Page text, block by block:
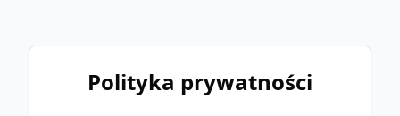
Polityka prywatności